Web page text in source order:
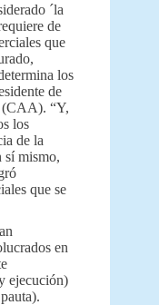
´la
de
que
los
de
(CAA). “Y,
los
de la
sí mismo,
que se
en
ejecución)